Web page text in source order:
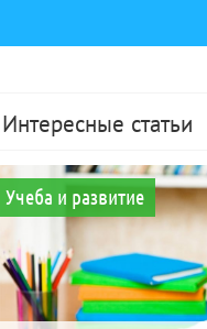
Интересные статьи
Учеба и развитие